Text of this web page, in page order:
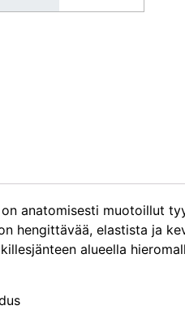
anatomisesti muotoillut
hengittävää, elastista ja
alueella